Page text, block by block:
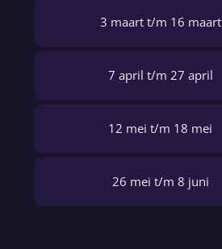
3 maart t/m 16 maart
7 april t/m 27 april
12 mei t/m 18 mei
26 mei t/m 8 juni